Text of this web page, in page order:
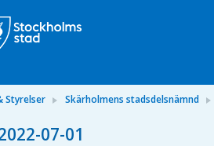
Styrelser Skärholmens stadsdelsnämnd
07-01